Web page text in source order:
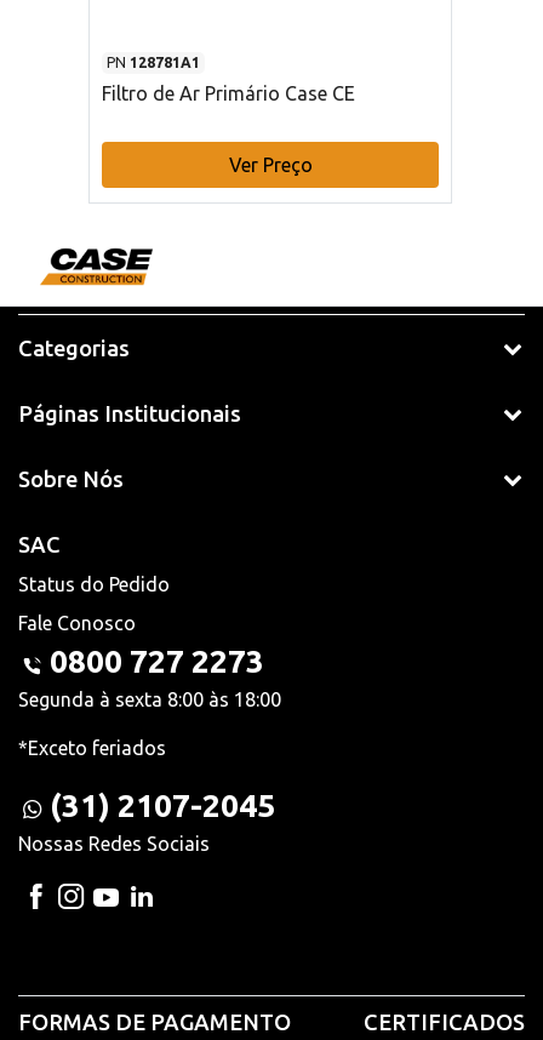
PN 128781A1
Filtro de Ar Primário Case CE
Ver Preço
Categorias
Páginas Institucionais
Sobre Nós
SAC
Status do Pedido
Fale Conosco
0800 727 2273
Segunda à sexta 8:00 às 18:00
*Exceto feriados
(31) 2107-2045
Nossas Redes Sociais
FORMAS DE PAGAMENTO CERTIFICADOS